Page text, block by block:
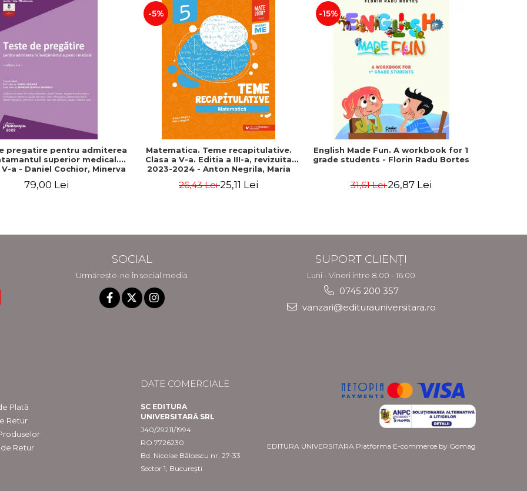
pregatire pentru admiterea
superior medical.
a - Daniel Cochior, Minerva
79,00 Lei
-5%
Matematica. Teme recapitulative.
Clasa a V-a. Editia a III-a, revizuita
2023-2024 - Anton Negrila, Maria
26,43 Lei25,11 Lei
-15%
English Made Fun. A workbook for 1
grade students - Florin Radu Bortes
31,61 Lei26,87 Lei
SOCIAL
Urmărește-ne în social media
SUPORT CLIENȚI
Luni - Vineri intre 8.00 - 16.00
0745 200 357
vanzari@editurauniversitara.ro
Plată
Retur
Retur
DATE COMERCIALE
SC EDITURA
UNIVERSITARĂ SRL
J40/29211/1994
RO 7726230
Bd. Nicolae Bălcescu nr. 27-33
Sector 1, București
EDITURA UNIVERSITARA Platforma E-commerce by Gomag